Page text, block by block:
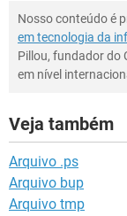
Nosso conteúdo é
em tecnologia da
Pillou, fundador do
em nível
Veja também
Arquivo .ps
Arquivo bup
Arquivo tmp